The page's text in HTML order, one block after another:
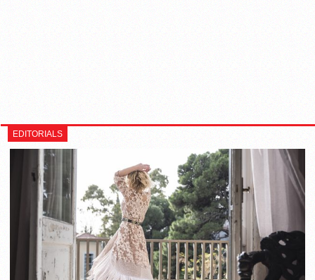
EDITORIALS